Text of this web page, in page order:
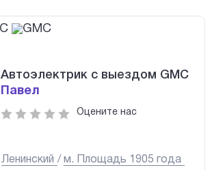
Автоэлектрик с выездом GMC
Павел
Оцените нас
Ленинский м. Площадь 1905 года